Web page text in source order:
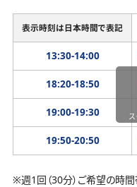
表示時刻は日本時間で表記
13:30-14:00
18:20-18:50
19:00-19:30
19:50-20:50
※週1回（30分）ご希望の時